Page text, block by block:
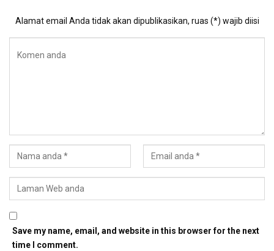
Alamat email Anda tidak akan dipublikasikan, ruas (*) wajib diisi
Save my name, email, and website in this browser for the next
time I comment.